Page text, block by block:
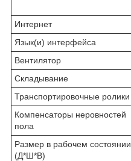
Интернет
Язык(и) интерфейса
Вентилятор
Складывание
Транспортировочные ролики
Компенсаторы неровностей
пола
Размер в рабочем состоянии
(Д*Ш*В)